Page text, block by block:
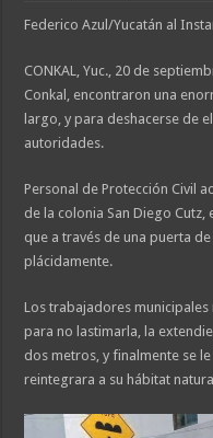
Federico Azul/Yucatán al
CONKAL, Yuc., 20 de
Conkal, encontraron una
largo, y para deshacerse de
autoridades.
Personal de Protección Civil
de la colonia San Diego
que a través de una puerta
plácidamente.
Los trabajadores
para no lastimarla, la
dos metros, y finalmente se
reintegrara a su hábitat